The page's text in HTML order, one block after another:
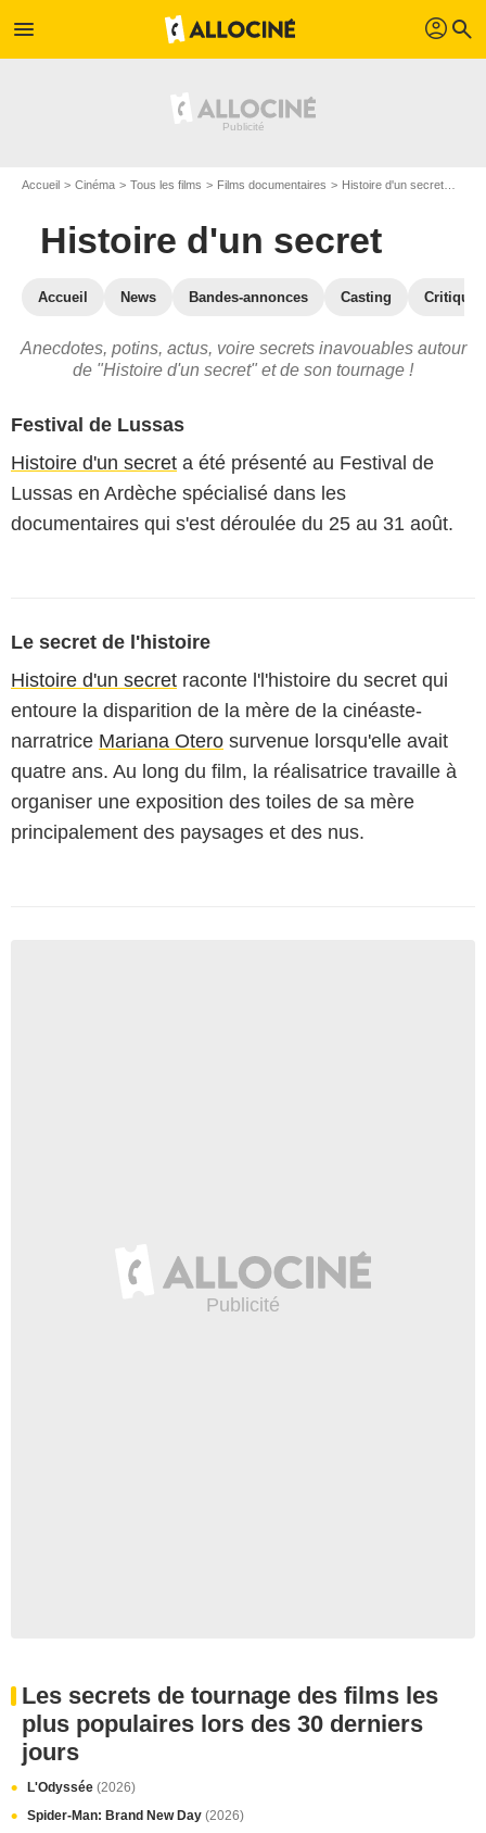
menu profil search
Accueil Cinéma Tous les films Films documentaires Histoire d'un secret
Histoire d'un secret
Accueil News Bandes-annonces Casting
Anecdotes, potins, actus, voire secrets inavouables autour
de "Histoire d'un secret" et de son tournage !
Festival de Lussas
Histoire d'un secret a été présenté au Festival de
Lussas en Ardèche spécialisé dans les
documentaires qui s'est déroulée du 25 au 31 août.
Le secret de l'histoire
Histoire d'un secret raconte l'l'histoire du secret qui
entoure la disparition de la mère de la cinéaste-
narratrice Mariana Otero survenue lorsqu'elle avait
quatre ans. Au long du film, la réalisatrice travaille à
organiser une exposition des toiles de sa mère
principalement des paysages et des nus.
Les secrets de tournage des films les
plus populaires lors des 30 derniers
jours
L'Odyssée (2026)
Spider-Man: Brand New Day (2026)